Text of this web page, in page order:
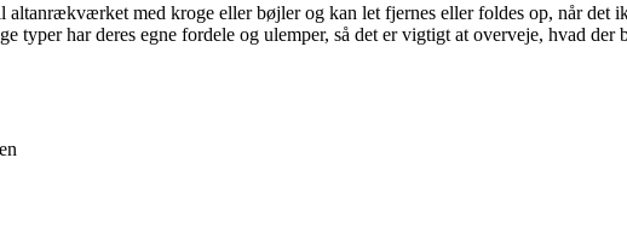
med kroge eller bøjler og kan let fjernes eller foldes op, når det
har deres egne fordele og ulemper, så det er vigtigt at overveje, hvad der